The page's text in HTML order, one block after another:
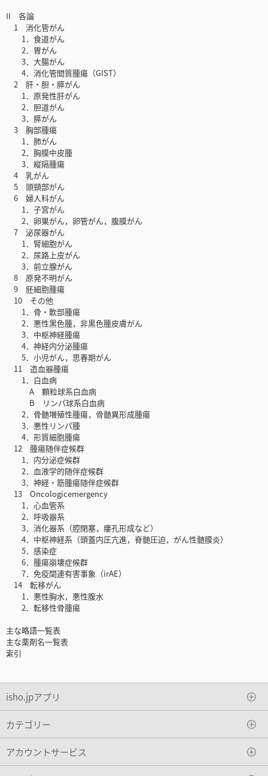
II 各論
1 消化管がん
1．食道がん
2．胃がん
3．大腸がん
4．消化管間質腫瘍（GIST）
2 肝・胆・膵がん
1．原発性肝がん
2．胆道がん
3．膵がん
3 胸部腫瘍
1．肺がん
2．胸膜中皮腫
3．縦隔腫瘍
4 乳がん
5 頭頸部がん
6 婦人科がん
1．子宮がん
2．卵巣がん，卵管がん，腹膜がん
7 泌尿器がん
1．腎細胞がん
2．尿路上皮がん
3．前立腺がん
8 原発不明がん
9 胚細胞腫瘍
10 その他
1．骨・軟部腫瘍
2．悪性黒色腫，非黒色腫皮膚がん
3．中枢神経腫瘍
4．神経内分泌腫瘍
5．小児がん，思春期がん
11 造血器腫瘍
1．白血病
A 顆粒球系白血病
B リンパ球系白血病
2．骨髄増殖性腫瘍，骨髄異形成腫瘍
3．悪性リンパ腫
4．形質細胞腫瘍
12 腫瘍随伴症候群
1．内分泌症候群
2．血液学的随伴症候群
3．神経・筋腫瘍随伴症候群
13 Oncologicemergency
1．心血管系
2．呼吸器系
3．消化器系（腔閉塞，瘻孔形成など）
4．中枢神経系（頭蓋内圧亢進，脊髄圧迫，がん性髄膜炎）
5．感染症
6．腫瘍崩壊症候群
7．免疫関連有害事象（irAE）
14 転移がん
1．悪性胸水，悪性腹水
2．転移性骨腫瘍
主な略語一覧表
主な薬剤名一覧表
索引
isho.jpアプリ
カテゴリー
アカウントサービス